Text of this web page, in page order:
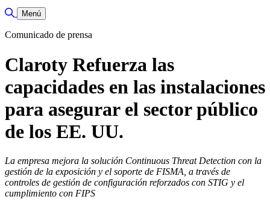
Alternar búsqueda
Menú
Comunicado de prensa
Claroty Refuerza las
capacidades en las instalaciones
para asegurar el sector público
de los EE. UU.
La empresa mejora la solución Continuous Threat Detection con la
gestión de la exposición y el soporte de FISMA, a través de
controles de gestión de configuración reforzados con STIG y el
cumplimiento con FIPS